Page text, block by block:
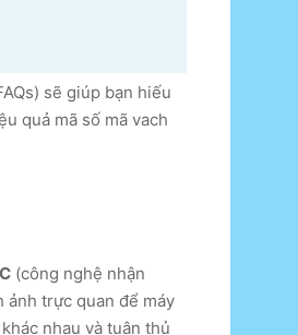
sẽ giúp bạn hiếu
quả mã số mã vach
(công nghệ nhận
ảnh trực quan để máy
nhau và tuân thủ